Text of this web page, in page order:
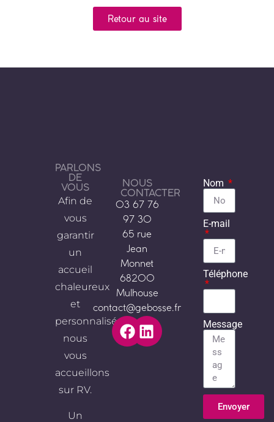
Retour au site
PARLONS
DE
VOUS
Afin de
vous
garantir
un
accueil
chaleureux
et
personnalisé,
nous
vous
accueillons
sur RV.
Un
NOUS
CONTACTER
03 67 76
97 30
65 rue
Jean
Monnet
68200
Mulhouse
contact@gebosse.fr
Nom
E-mail
Téléphone
Message
Envoyer